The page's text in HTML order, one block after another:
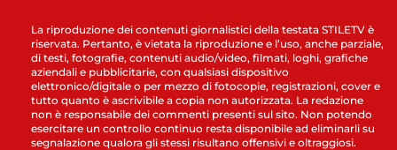
La riproduzione dei contenuti giornalistici della testata STILETV è
riservata. Pertanto, è vietata la riproduzione e l’uso, anche parziale,
di testi, fotografie, contenuti audio/video, filmati, loghi, grafiche
aziendali e pubblicitarie, con qualsiasi dispositivo
elettronico/digitale o per mezzo di fotocopie, registrazioni, cover e
tutto quanto è ascrivibile a copia non autorizzata. La redazione
non è responsabile dei commenti presenti sul sito. Non potendo
esercitare un controllo continuo resta disponibile ad eliminarli su
segnalazione qualora gli stessi risultano offensivi e oltraggiosi.